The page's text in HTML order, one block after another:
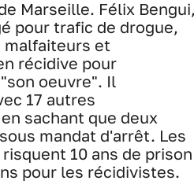
Marseille. Félix
pour trafic de drogue,
malfaiteurs et
récidive pour
oeuvre". Il
17 autres
sachant que deux
mandat d'arrêt. Les
10 ans de prison
pour les récidivistes.